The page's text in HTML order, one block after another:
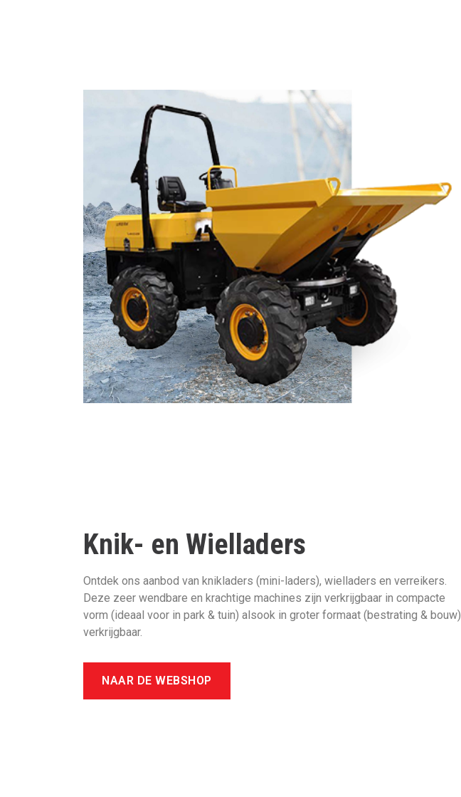
Knik- en Wielladers
Ontdek ons aanbod van knikladers (mini-laders), wielladers en verreikers.
Deze zeer wendbare en krachtige machines zijn verkrijgbaar in compacte
vorm (ideaal voor in park & tuin) alsook in groter formaat (bestrating & bouw)
verkrijgbaar.
NAAR DE WEBSHOP